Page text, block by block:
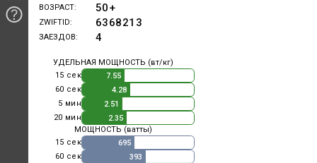
ВОЗРАСТ 50+
ZWIFTID 6368213
ЗАЕЗДОВ 4
УДЕЛЬНАЯ МОЩНОСТЬ (вт/кг)
15 сек
7.55
60 сек
4.28
5 мин
2.51
20 мин
2.35
МОЩНОСТЬ (ватты)
15 сек
695
60 сек
393